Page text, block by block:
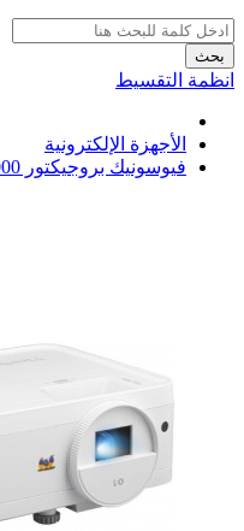
بحث
انظمة التقسيط
الأجهزة الإلكترونية
فيوسونيك بروجيكتور 3000 لومن موديل ls500whe